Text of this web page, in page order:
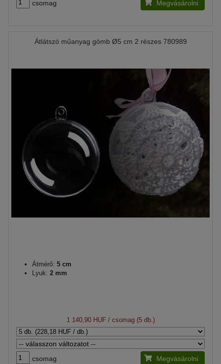
csomag Megvásárolni
Átlátszó műanyag gömb Ø5 cm 2 részes 780989
Átmérő: 5 cm
Lyuk: 2 mm
1 140,90 HUF/ csomag (5 db.)
csomag Megvásárolni